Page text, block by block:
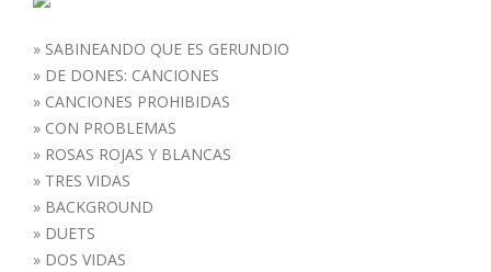
» SABINEANDO QUE ES GERUNDIO
» DE DONES: CANCIONES
» CANCIONES PROHIBIDAS
» CON PROBLEMAS
» ROSAS ROJAS Y BLANCAS
» TRES VIDAS
» BACKGROUND
» DUETS
» DOS VIDAS